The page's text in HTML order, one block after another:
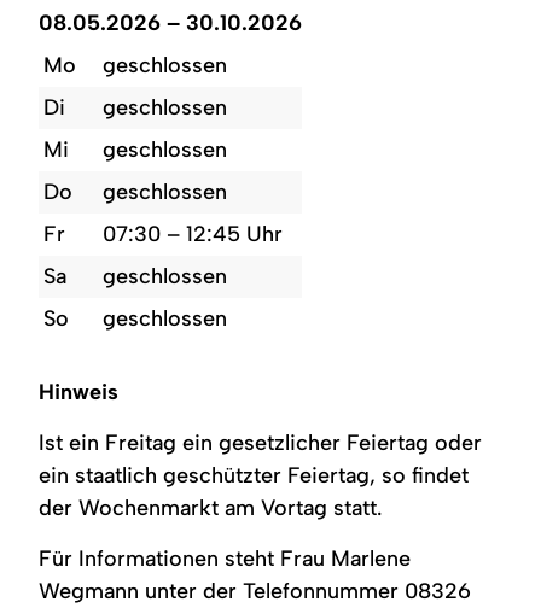
08.05.2026 – 30.10.2026
Mo
geschlossen
Di
geschlossen
Mi
geschlossen
Do
geschlossen
Fr
07:30 – 12:45 Uhr
Sa
geschlossen
So
geschlossen
Hinweis
Ist ein Freitag ein gesetzlicher Feiertag oder
ein staatlich geschützter Feiertag, so findet
der Wochenmarkt am Vortag statt.
Für Informationen steht Frau Marlene
Wegmann unter der Telefonnummer 08326